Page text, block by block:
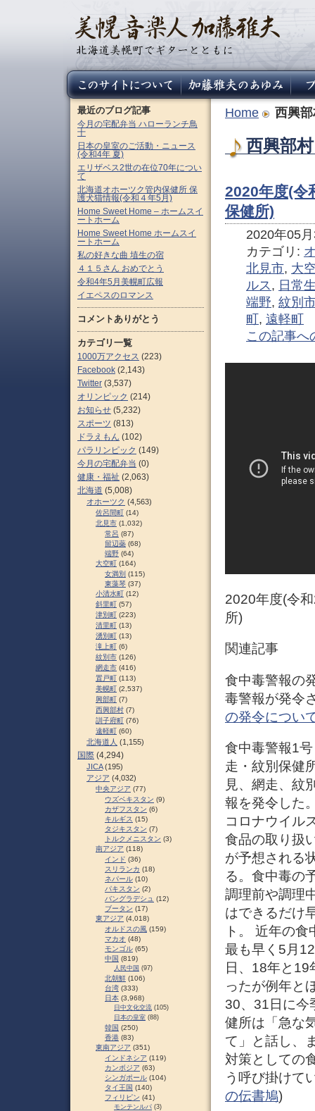
Home 西興
西興部
2020年度(令
保健所)
2020年05
カテゴリ:
北見市, 大
ルス, 日常
端野, 紋別
町 , 遠軽町
この記事へ
2020年度(令
所)
関連記事
食中毒警報の
毒警報が発令
の発令につい
食中毒警報1
走・紋別保健
見、網走、紋
報を発令した
コロナウイル
食品の取り扱
が予想される
る。食中毒の
調理前や調理
はできるだけ
ト。 近年の
最も早く5月
日、18年と19
ったが例年と
30、31日に今
健所は「急な
て」と話し、
対策としての
う呼び掛けて
の伝書鳩)
最近のブログ記事
今月の宅配弁当 ハローランチ鳥
十
日本の皇室のご活動・ニュース
(令和4年 夏)
エリザベス2世の在位70年につい
て
北海道オホーツク管内保健所 保
護犬猫情報(令和４年5月)
Home Sweet Home – ホームスイ
ートホーム
Home Sweet Home ホームスイ
ートホーム
私の好きな曲 埴生の宿
４１５さん おめでとう
令和4年5月美幌町広報
イエペスのロマンス
コメントありがとう
カテゴリ一覧
1000万アクセス (223)
Facebook (2,143)
Twitter (3,537)
オリンピック (214)
お知らせ (5,232)
スポーツ (813)
ドラえもん (102)
パラリンピック (149)
今月の宅配弁当 (0)
健康・福祉 (2,063)
北海道 (5,008)
オホーツク (4,563)
佐呂間町 (14)
北見市 (1,032)
常呂 (87)
留辺蘂 (68)
端野 (64)
大空町 (164)
女満別 (115)
東藻琴 (37)
小清水町 (12)
斜里町 (57)
津別町 (223)
清里町 (13)
湧別町 (13)
滝上町 (6)
紋別市 (126)
網走市 (416)
置戸町 (113)
美幌町 (2,537)
興部町 (7)
西興部村 (7)
訓子府町 (76)
遠軽町 (60)
北海道人 (1,155)
国際 (4,294)
JICA(195)
アジア (4,032)
中央アジア (77)
ウズベキスタン (9)
カザフスタン (6)
キルギス (15)
タジキスタン (7)
トルクメニスタン (3)
南アジア (118)
インド (36)
スリランカ (18)
ネパール (10)
パキスタン (2)
バングラデシュ (12)
ブータン (17)
東アジア (4,018)
オルドスの風 (159)
マカオ (48)
モンゴル (65)
中国 (819)
人民中国 (97)
北朝鮮 (106)
台湾 (333)
日本 (3,968)
日中文化交流 (105)
日本の皇室 (88)
韓国 (250)
香港 (83)
東南アジア (351)
インドネシア (119)
カンボジア (63)
シンガポール (104)
タイ王国 (140)
フィリピン (41)
モンテンルパ (3)